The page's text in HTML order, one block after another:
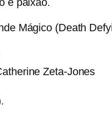
Mágico (Death
Zeta-Jones